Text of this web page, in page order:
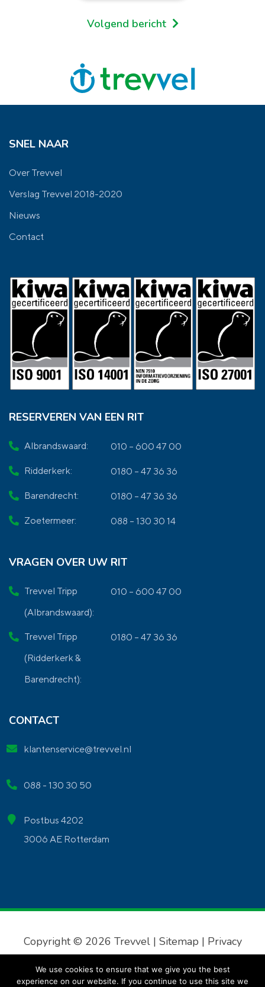
Volgend bericht
SNEL NAAR
Over Trevvel
Verslag Trevvel 2018-2020
Nieuws
Contact
RESERVEREN VAN EEN RIT
Albrandswaard: 010 – 600 47 00
Ridderkerk: 0180 – 47 36 36
Barendrecht: 0180 – 47 36 36
Zoetermeer: 088 – 130 30 14
VRAGEN OVER UW RIT
Trevvel Tripp
(Albrandswaard):
010 – 600 47 00
Trevvel Tripp
(Ridderkerk &
Barendrecht):
0180 – 47 36 36
CONTACT
klantenservice@trevvel.nl
088 - 130 30 50
Postbus 4202
3006 AE Rotterdam
Copyright © 2026 Trevvel | Sitemap | Privacy
We use cookies to ensure that we give you the best
experience on our website. If you continue to use this site we